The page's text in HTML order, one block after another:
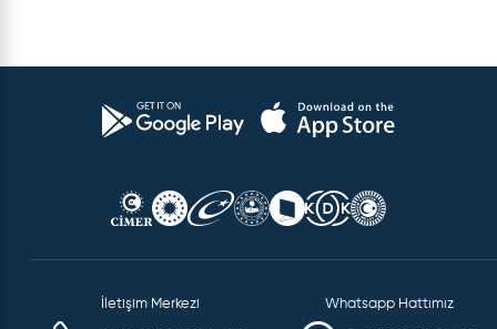
İletişim Merkezi Whatsapp Hattımız